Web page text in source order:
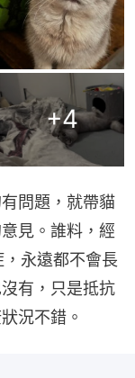
+4
問題，就帶貓
見。誰料，經
永遠都不會長
有，只是抵抗
況不錯。